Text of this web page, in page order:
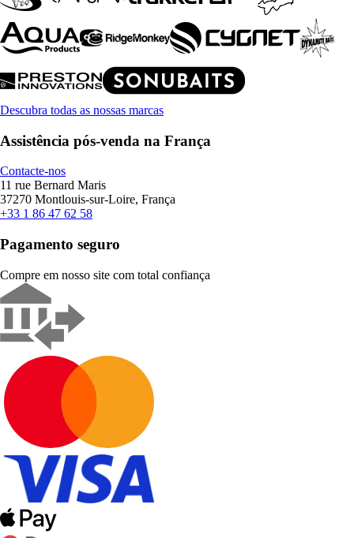
Descubra todas as nossas marcas
Assistência pós-venda na França
Contacte-nos
11 rue Bernard Maris
37270 Montlouis-sur-Loire, França
+33 1 86 47 62 58
Pagamento seguro
Compre em nosso site com total confiança